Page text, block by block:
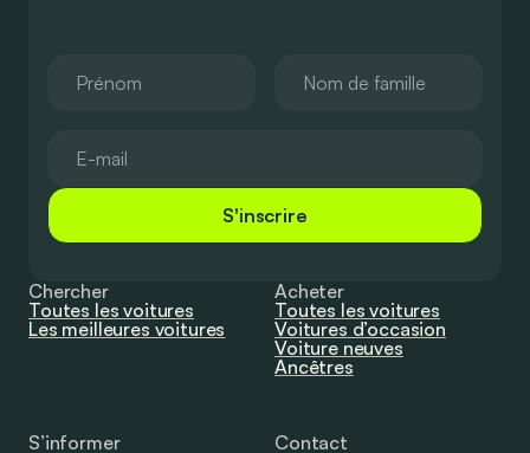
S'inscrire
Chercher
Toutes les voitures
Les meilleures voitures
Acheter
Toutes les voitures
Voitures d’occasion
Voiture neuves
Ancêtres
S’informer
Contact